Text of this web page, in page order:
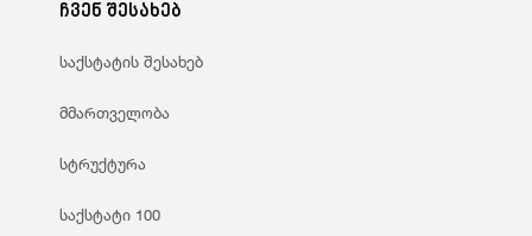
ჩვენ შესახებ
საქსტატის შესახებ
მმართველობა
სტრუქტურა
საქსტატი 100